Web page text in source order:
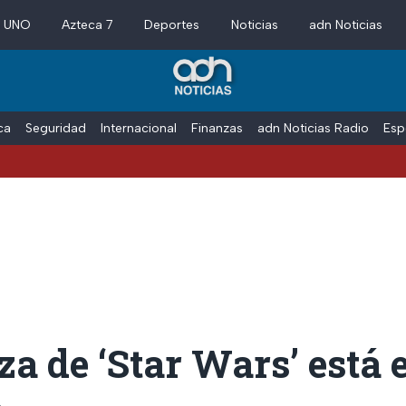
Azteca 7 Deportes Noticias adn Noticias
Seguridad Internacional Finanzas adn Noticias Radio
de ‘Star Wars’ está